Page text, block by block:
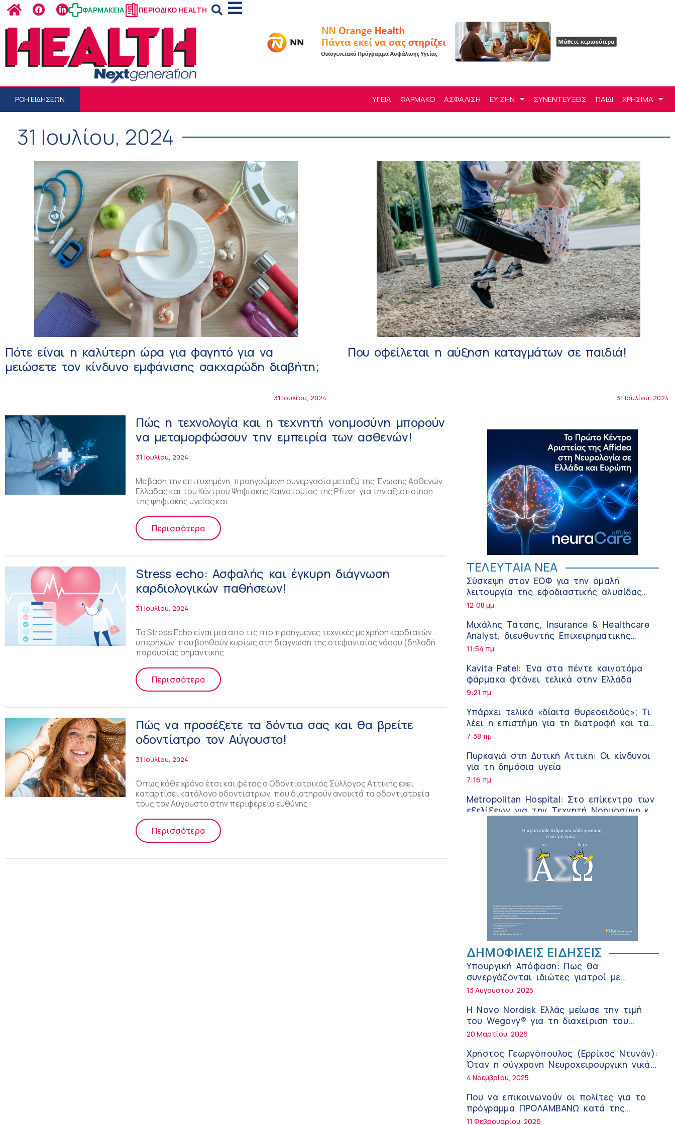
ΦΑΡΜΑΚΕΙΑ ΠΕΡΙΟΔΙΚΟ HEALTH
ΡΟΗ ΕΙΔΗΣΕΩΝ ΥΓΕΙΑ ΦΑΡΜΑΚΟ ΑΣΦΑΛΙΣΗ ΕΥ ΖΗΝ ΣΥΝΕΝΤΕΥΞΕΙΣ ΠΑΙΔΙ ΧΡΗΣΙΜΑ
31 Ιουλίου, 2024
Πότε είναι η καλύτερη ώρα για φαγητό για να
μειώσετε τον κίνδυνο εμφάνισης σακχαρώδη διαβήτη;
31 Ιουλίου, 2024
Που οφείλεται η αύξηση καταγμάτων σε παιδιά!
31 Ιουλίου, 2024
Πώς η τεχνολογία και η τεχνητή νοημοσύνη μπορούν
να μεταμορφώσουν την εμπειρία των ασθενών!
31 Ιουλίου, 2024
Με βάση την επιτυχημένη, προηγούμενη συνεργασία μεταξύ της Ένωσης Ασθενών
Ελλάδας και του Κέντρου Ψηφιακής Καινοτομίας της Pfizer για την αξιοποίηση
της ψηφιακής υγείας και
Περισσότερα
Stress echo: Ασφαλής και έγκυρη διάγνωση
καρδιολογικών παθήσεων!
31 Ιουλίου, 2024
Το Stress Echo είναι μια από τις πιο προηγμένες τεχνικές με χρήση καρδιακών
υπερήχων, που βοηθούν κυρίως στη διάγνωση της στεφανιαίας νόσου (δηλαδή
παρουσίας σημαντικής
Περισσότερα
Πώς να προσέξετε τα δόντια σας και θα βρείτε
οδοντίατρο τον Αύγουστο!
31 Ιουλίου, 2024
Όπως κάθε χρόνο έτσι και φέτος ο Οδοντιατρικός Σύλλογος Αττικής έχει
καταρτίσει κατάλογο oδοντιάτρων, που διατηρούν ανοικτά τα οδοντιατρεία
τους τον Αύγουστο στην περιφέρεια ευθύνης
Περισσότερα
ΤΕΛΕΥΤΑΙΑ ΝΕΑ
Σύσκεψη στον ΕΟΦ για την ομαλή
λειτουργία της εφοδιαστικής αλυσίδας
των φαρμάκων στη διάρκεια του
12:08 μμ
Μιχάλης Τάτσης, Insurance & Healthcare
Analyst, διευθυντής Επιχειρηματικής
Ανάπτυξης Ομίλου HHG
11:54 πμ
Kavita Patel: Ένα στα πέντε καινοτόμα
φάρμακα φτάνει τελικά στην Ελλάδα
9:21 πμ
Υπάρχει τελικά «δίαιτα θυρεοειδούς»; Τι
λέει η επιστήμη για τη διατροφή και τα
συμπληρώματα
7:38 πμ
Πυρκαγιά στη Δυτική Αττική: Οι κίνδυνοι
για τη δημόσια υγεία
7:16 πμ
Metropolitan Hospital: Στο επίκεντρο των
εξελίξεων για την Τεχνητή Νοημοσύνη και
Παύλος Γιαννακόπουλος – ΒΙΑΝΕΞ
Στέλιος Λιανός – INTERAMERICAN /
Σε Λαμία και Καρδίτσα ο Υπουργός Υγείας
Άδ. Γεωργιάδης για την παραλαβή 7
ασθενοφόρων του ΕΚΑΒ και τα εγκαίνια
του ΚΥ Σοφάδων
5:04 πμ
Πόσο μας επηρεάζει ο ύπνος με
ανεμιστήρα ή air-condition το καλοκαίρι
11:34 πμ
Randy Schekman, Νομπελίστας Ιατρικής:
«Σε πέντε χρόνια μπορεί να έχουμε
θεραπεία που αναστέλλει την εξέλιξη
του Πάρκινσον»
9:24 πμ
Αντώνης Βουκλαρής – «ΕΡΡΙΚΟΣ ΝΤΥΝΑΝ»
9:18 πμ
Πώς να προλάβετε και να αντιμετωπίσετε
τη διάρροια των ταξιδιωτών
8:30 πμ
ΔΗΜΟΦΙΛΕΙΣ ΕΙΔΗΣΕΙΣ
Υπουργική Απόφαση: Πως θα
συνεργάζονται ιδιώτες γιατροί με
νοσοκομεία του δημοσίου συστήματος
13 Αυγούστου, 2025
Η Novo Nordisk Ελλάς μείωσε την τιμή
του Wegovy® για τη διαχείριση του
βάρους
20 Μαρτίου, 2026
Χρήστος Γεωργόπουλος (Ερρίκος Ντυνάν):
Όταν η σύγχρονη Νευροχειρουργική νικά
το φόβο!
4 Νοεμβρίου, 2025
Που να επικοινωνούν οι πολίτες για το
πρόγραμμα ΠΡΟΛΑΜΒΑΝΩ κατά της
παχυσαρκίας
11 Φεβρουαρίου, 2026